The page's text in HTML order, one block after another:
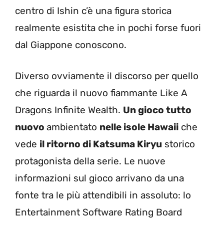
centro di Ishin c’è una figura storica
realmente esistita che in pochi forse fuori
dal Giappone conoscono.
Diverso ovviamente il discorso per quello
che riguarda il nuovo fiammante Like A
Dragons Infinite Wealth. Un gioco tutto
nuovo ambientato nelle isole Hawaii che
vede il ritorno di Katsuma Kiryu storico
protagonista della serie. Le nuove
informazioni sul gioco arrivano da una
fonte tra le più attendibili in assoluto: lo
Entertainment Software Rating Board